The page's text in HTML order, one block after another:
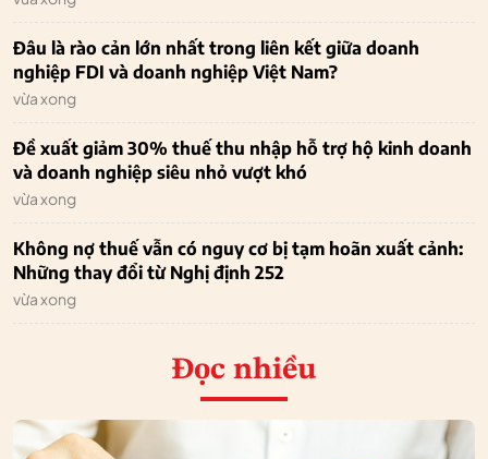
Đâu là rào cản lớn nhất trong liên kết giữa doanh
nghiệp FDI và doanh nghiệp Việt Nam?
vừa xong
Đề xuất giảm 30% thuế thu nhập hỗ trợ hộ kinh doanh
và doanh nghiệp siêu nhỏ vượt khó
vừa xong
Không nợ thuế vẫn có nguy cơ bị tạm hoãn xuất cảnh:
Những thay đổi từ Nghị định 252
vừa xong
Đọc nhiều